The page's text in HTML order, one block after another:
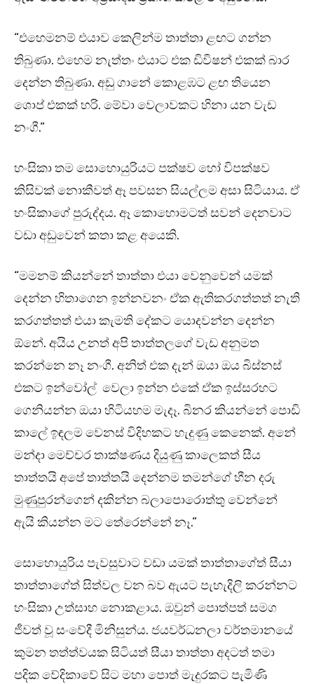
“එහෙමනම් එයාව කෙලින්ම තාත්තා ළඟට ගන්න
තිබුණා. එහෙම නැත්තං එයාට එක ඩිවිෂන් එකක් බාර
දෙන්න තිබුණා. අඩු ගානේ කොළඹට ළඟ තියෙන
ශොප් එකක් හරි. මේවා වෙලාවකට හිනා යන වැඩ
නංගී.”
හංසිකා තම සොහොයුරියට පක්ෂව හෝ විපක්ෂව
කිසිවක් නොකීවත් ඈ පවසන සියල්ලම අසා සිටියාය. ඒ
හංසිකාගේ පුරුද්දය. ඈ කොහොමටත් සවන් දෙනවාට
වඩා අඩුවෙන් කතා කළ අයෙකි.
“මමනම් කියන්නේ තාත්තා එයා වෙනුවෙන් යමක්
දෙන්න හිතාගෙන ඉන්නවනං ඒක ඇතිකරගත්තත් නැති
කරගත්තත් එයා කැමති දේකට යොදවන්න දෙන්න
ඕනේ. අයිය උනත් අපි තාත්තලගේ වැඩ අනුමත
කරන්නෙ නෑ නංගී. අනිත් එක දැන් ඔයා ඔය බිස්නස්
එකට ඉන්වෝල් වෙලා ඉන්න එකේ ඒක ඉස්සරහට
ගෙනියන්න ඔයා හිටියහම මැදෑ. බිනර කියන්නේ පොඩි
කාලේ ඉඳලම වෙනස් විදිහකට හැදුණු කෙනෙක්. අනේ
මන්දා මෙච්චර තාක්ෂණය දියුණු කාලෙකත් සීය
තාත්තයි අපේ තාත්තයි දෙන්නම තමන්ගේ හීන දරු
මුණුපුරන්ගෙන් දකින්න බලාපොරොත්තු වෙන්නේ
ඇයි කියන්න මට තේරෙන්නේ නෑ.”
සොහොයුරිය පැවසුවාට වඩා යමක් තාත්තාගේත් සීයා
තාත්තාගේත් සිත්වල වන බව ඇයට පැහැදිලි කරන්නට
හංසිකා උත්සාහ නොකළාය. ඔවුන් පොත්පත් සමග
ජීවත් වූ සංවේදී මිනිසුන්ය. ජයවර්ධනලා වර්තමානයේ
කුමන තත්ත්වයක සිටියත් සීයා තාත්තා අදටත් තමා
පදික වේදිකාවේ සිට මහා පොත් මැදුරකට පැමිණි